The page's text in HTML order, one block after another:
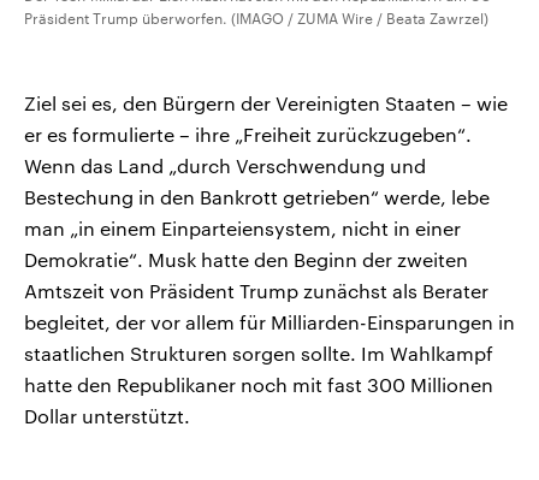
Präsident Trump überworfen. (IMAGO / ZUMA Wire / Beata Zawrzel)
Ziel sei es, den Bürgern der Vereinigten Staaten – wie
er es formulierte – ihre „Freiheit zurückzugeben“.
Wenn das Land „durch Verschwendung und
Bestechung in den Bankrott getrieben“ werde, lebe
man „in einem Einparteiensystem, nicht in einer
Demokratie“. Musk hatte den Beginn der zweiten
Amtszeit von Präsident Trump zunächst als Berater
begleitet, der vor allem für Milliarden-Einsparungen in
staatlichen Strukturen sorgen sollte. Im Wahlkampf
hatte den Republikaner noch mit fast 300 Millionen
Dollar unterstützt.